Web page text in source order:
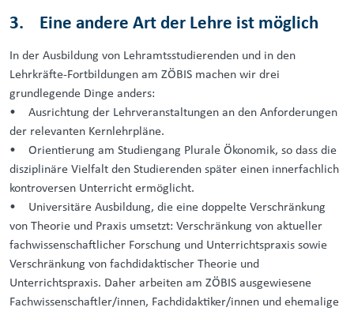
3. Eine andere Art der Lehre ist möglich
In der Ausbildung von Lehramtsstudierenden und in den
Lehrkräfte-Fortbildungen am ZÖBIS machen wir drei
grundlegende Dinge anders:
• Ausrichtung der Lehrveranstaltungen an den Anforderungen
der relevanten Kernlehrpläne.
• Orientierung am Studiengang Plurale Ökonomik, so dass die
disziplinäre Vielfalt den Studierenden später einen innerfachlich
kontroversen Unterricht ermöglicht.
• Universitäre Ausbildung, die eine doppelte Verschränkung
von Theorie und Praxis umsetzt: Verschränkung von aktueller
fachwissenschaftlicher Forschung und Unterrichtspraxis sowie
Verschränkung von fachdidaktischer Theorie und
Unterrichtspraxis. Daher arbeiten am ZÖBIS ausgewiesene
Fachwissenschaftler/innen, Fachdidaktiker/innen und ehemalige